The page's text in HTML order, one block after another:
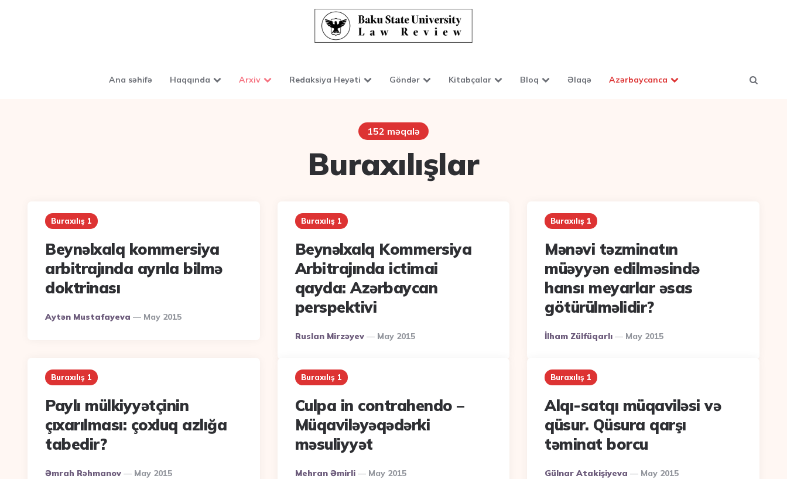
Ana səhifə Haqqında Arxiv Redaksiya Heyəti Göndər Kitabçalar Bloq Əlaqə Azərbaycanca
152 məqalə
Buraxılışlar
Buraxılış 1
Beynəlxalq kommersiya
arbitrajında ayrıla bilmə
doktrinası
Posted
By
Aytən Mustafayeva May 2015
Buraxılış 1
Beynəlxalq Kommersiya
Arbitrajında ictimai
qayda: Azərbaycan
perspektivi
Posted
Ruslan Mirzəyev May 2015
Buraxılış 1
Mənəvi təzminatın
müəyyən edilməsində
hansı meyarlar əsas
götürülməlidir?
Posted
İlham Zülfüqarlı May 2015
Buraxılış 1
Paylı mülkiyyətçinin
çıxarılması: çoxluq azlığa
tabedir?
Posted
Əmrah Rəhmanov May 2015
Buraxılış 1
Culpa in contrahendo –
Müqaviləyəqədərki
məsuliyyət
Posted
Mehran Əmirli May 2015
Buraxılış 1
Alqı-satqı müqaviləsi və
qüsur. Qüsura qarşı
təminat borcu
Posted
Gülnar Atakişiyeva May 2015